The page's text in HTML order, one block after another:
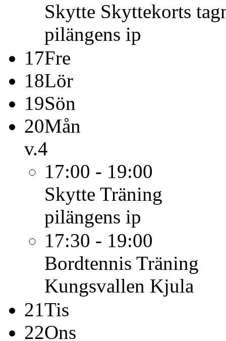
Skytte Skyttekorts
pilängens ip
17Fre
18Lör
19Sön
20Mån
v.4
17:00 - 19:00
Skytte Träning
pilängens ip
17:30 - 19:00
Bordtennis Träning
Kungsvallen Kjula
21Tis
22Ons